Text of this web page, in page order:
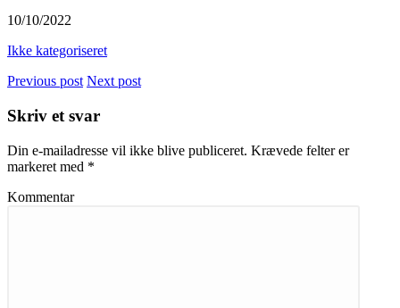
10/10/2022
Ikke kategoriseret
Previous post Next post
Skriv et svar
Din e-mailadresse vil ikke blive publiceret. Krævede felter er
markeret med *
Kommentar